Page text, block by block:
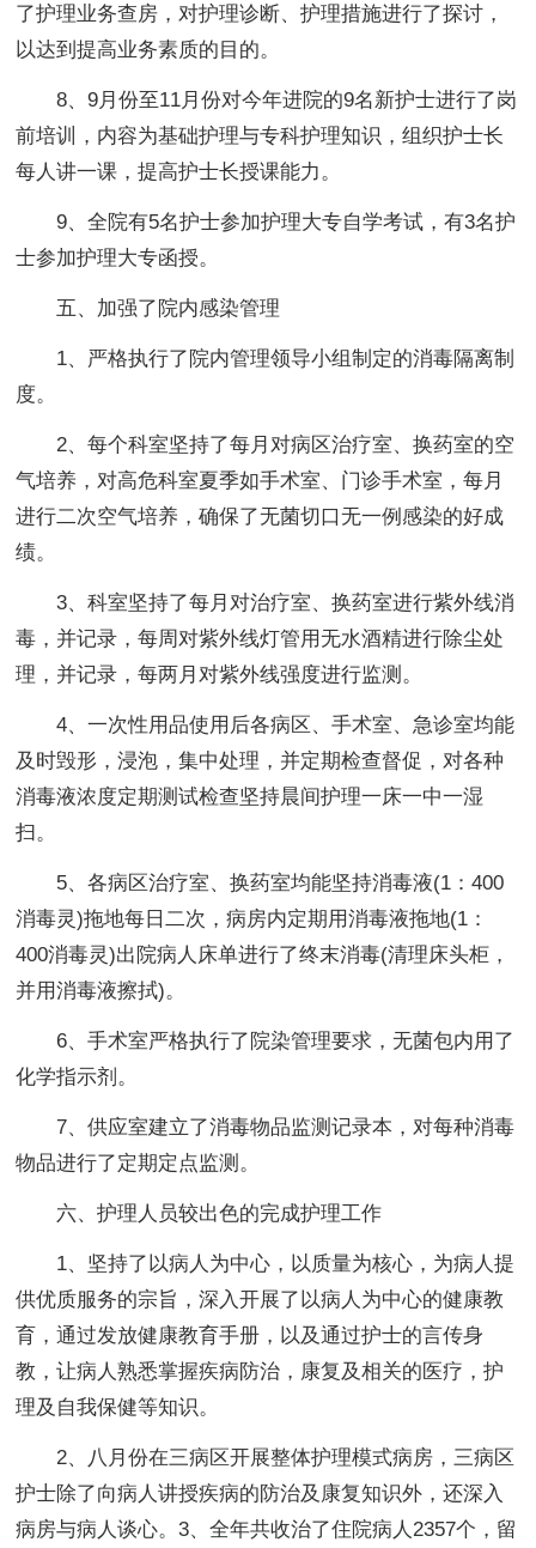
了护理业务查房，对护理诊断、护理措施进行了探讨，
以达到提高业务素质的目的。
8、9月份至11月份对今年进院的9名新护士进行了岗
前培训，内容为基础护理与专科护理知识，组织护士长
每人讲一课，提高护士长授课能力。
9、全院有5名护士参加护理大专自学考试，有3名护
士参加护理大专函授。
五、加强了院内感染管理
1、严格执行了院内管理领导小组制定的消毒隔离制
度。
2、每个科室坚持了每月对病区治疗室、换药室的空
气培养，对高危科室夏季如手术室、门诊手术室，每月
进行二次空气培养，确保了无菌切口无一例感染的好成
绩。
3、科室坚持了每月对治疗室、换药室进行紫外线消
毒，并记录，每周对紫外线灯管用无水酒精进行除尘处
理，并记录，每两月对紫外线强度进行监测。
4、一次性用品使用后各病区、手术室、急诊室均能
及时毁形，浸泡，集中处理，并定期检查督促，对各种
消毒液浓度定期测试检查坚持晨间护理一床一中一湿
扫。
5、各病区治疗室、换药室均能坚持消毒液(1：400
消毒灵)拖地每日二次，病房内定期用消毒液拖地(1：
400消毒灵)出院病人床单进行了终末消毒(清理床头柜，
并用消毒液擦拭)。
6、手术室严格执行了院染管理要求，无菌包内用了
化学指示剂。
7、供应室建立了消毒物品监测记录本，对每种消毒
物品进行了定期定点监测。
六、护理人员较出色的完成护理工作
1、坚持了以病人为中心，以质量为核心，为病人提
供优质服务的宗旨，深入开展了以病人为中心的健康教
育，通过发放健康教育手册，以及通过护士的言传身
教，让病人熟悉掌握疾病防治，康复及相关的医疗，护
理及自我保健等知识。
2、八月份在三病区开展整体护理模式病房，三病区
护士除了向病人讲授疾病的防治及康复知识外，还深入
病房与病人谈心。3、全年共收治了住院病人2357个，留